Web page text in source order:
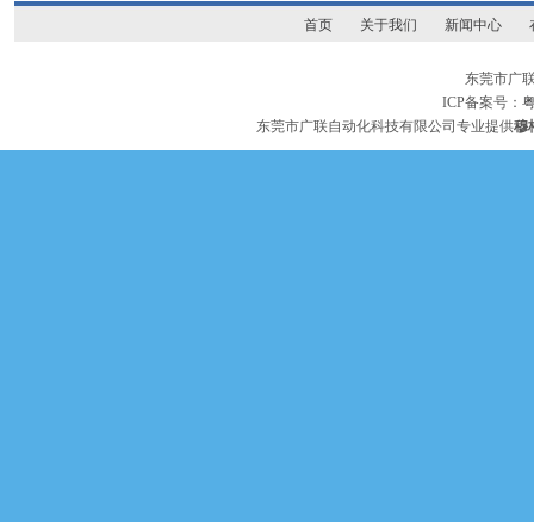
首页 关于我们 新闻中心
东莞市广
ICP备案号：
东莞市广联自动化科技有限公司专业提供穆